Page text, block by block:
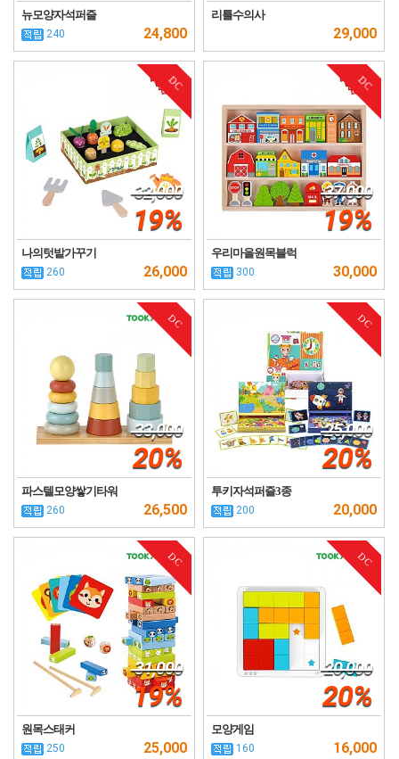
뉴모양자석퍼즐
240 24,800
리틀수의사
29,000
DC
32,000
19%
나의텃밭가꾸기
260 26,000
DC
37,000
19%
우리마을원목블럭
300 30,000
DC
33,000
20%
파스텔모양쌓기타워
260 26,500
DC
25,000
20%
투키자석퍼즐3종
200 20,000
DC
31,000
19%
원목스태커
250 25,000
DC
20,000
20%
모양게임
160 16,000